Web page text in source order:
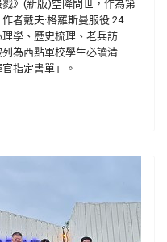
》(新版)空降問世，作為第
者戴夫·格羅斯曼服役 24
學、歷史梳理、老兵訪
為西點軍校學生必讀清
指定書單」。